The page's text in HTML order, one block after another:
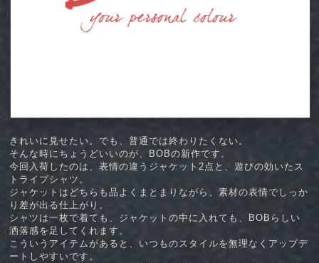
きれいに見せたい。でも、普通では終わりたくない。
そんな時にちょうどいいのが、BOBの新作です。
今回入荷したのは、表情の違うジャケット2点と、遊びの効いたス
トライプシャツ。
ジャケットはどちらも品よくまとまりながら、素材の表情でしっか
り差が出る仕上がり。
シャツは一枚で着ても、ジャケットの中に入れても、BOBらしい
洒落感を足してくれます。
こういうアイテムがあると、いつものスタイルを無理なくアップデ
ートしやすいです。